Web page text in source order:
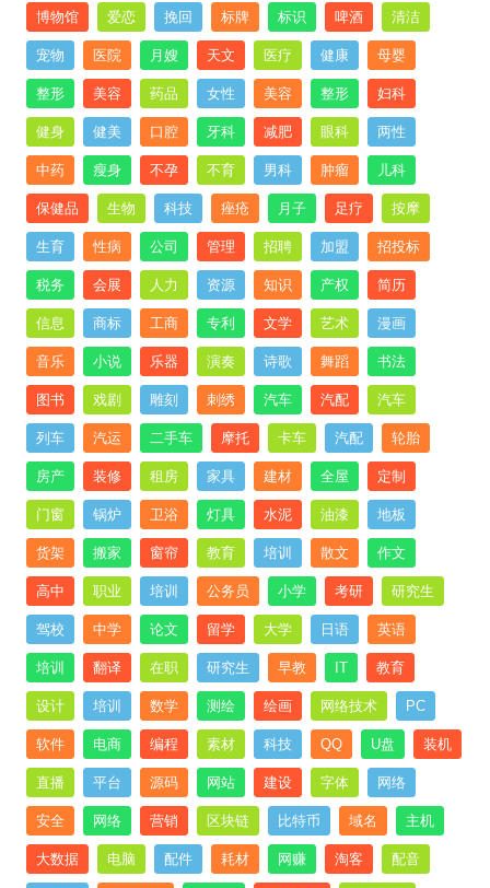
博物馆 爱恋 挽回 标牌 标识 啤酒 清洁
宠物 医院 月嫂 天文 医疗 健康 母婴
整形 美容 药品 女性 美容 整形 妇科
健身 健美 口腔 牙科 减肥 眼科 两性
中药 瘦身 不孕 不育 男科 肿瘤 儿科
保健品 生物 科技 痤疮 月子 足疗 按摩
生育 性病 公司 管理 招聘 加盟 招投标
税务 会展 人力 资源 知识 产权 简历
信息 商标 工商 专利 文学 艺术 漫画
音乐 小说 乐器 演奏 诗歌 舞蹈 书法
图书 戏剧 雕刻 刺绣 汽车 汽配 汽车
列车 汽运 二手车 摩托 卡车 汽配 轮胎
房产 装修 租房 家具 建材 全屋 定制
门窗 锅炉 卫浴 灯具 水泥 油漆 地板
货架 搬家 窗帘 教育 培训 散文 作文
高中 职业 培训 公务员 小学 考研 研究生
驾校 中学 论文 留学 大学 日语 英语
培训 翻译 在职 研究生 早教 IT 教育
设计 培训 数学 测绘 绘画 网络技术 PC
软件 电商 编程 素材 科技 QQ U盘 装机
直播 平台 源码 网站 建设 字体 网络
安全 网络 营销 区块链 比特币 域名 主机
大数据 电脑 配件 耗材 网赚 淘客 配音